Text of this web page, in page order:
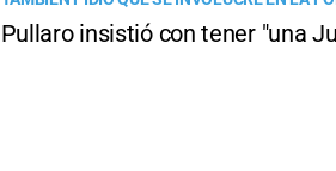
Pullaro insistió con tener "una